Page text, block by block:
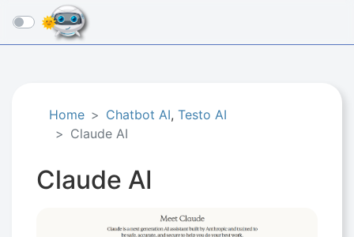
☰
Home Chatbot AI, Testo AI
Claude AI
Claude AI